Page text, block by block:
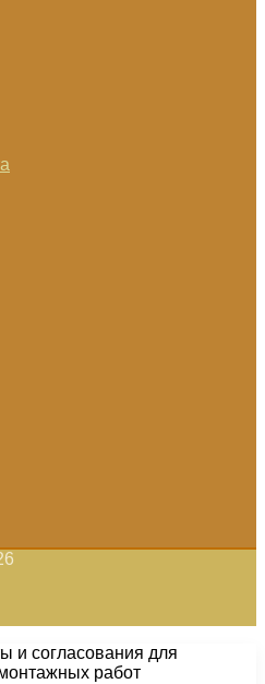
и согласования для
работ